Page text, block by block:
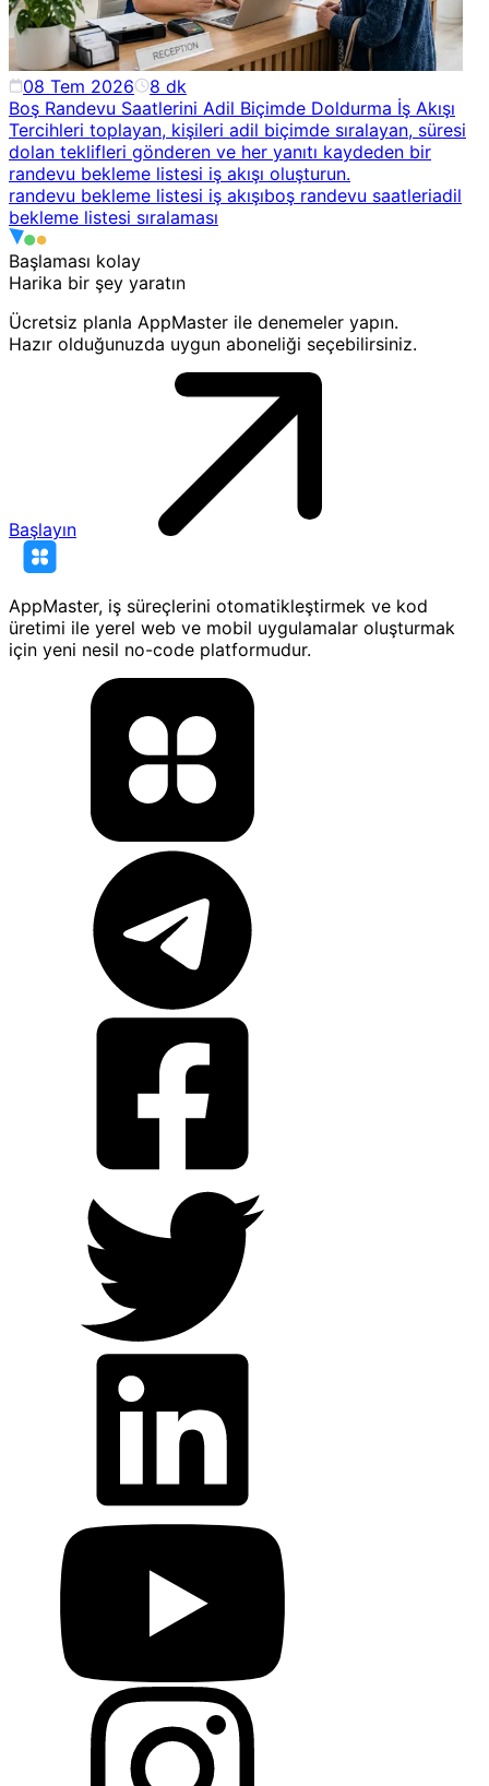
08 Tem 2026 8 dk
Boş Randevu Saatlerini Adil Biçimde Doldurma İş Akışı
Tercihleri toplayan, kişileri adil biçimde sıralayan, süresi
dolan teklifleri gönderen ve her yanıtı kaydeden bir
randevu bekleme listesi iş akışı oluşturun.
randevu bekleme listesi iş akışıboş randevu saatleriadil
bekleme listesi sıralaması
Başlaması kolay
Harika bir şey yaratın
Ücretsiz planla AppMaster ile denemeler yapın.
Hazır olduğunuzda uygun aboneliği seçebilirsiniz.
Başlayın
AppMaster, iş süreçlerini otomatikleştirmek ve kod
üretimi ile yerel web ve mobil uygulamalar oluşturmak
için yeni nesil no-code platformudur.